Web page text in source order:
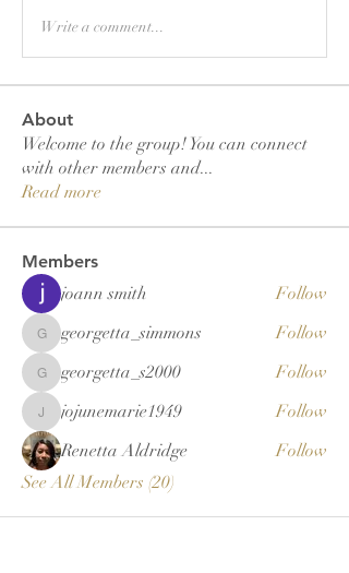
Write a comment...
About
Welcome to the group! You can connect
with other members and...
Read more
Members
joann smith Follow
georgetta_simmons
georgetta_simmons Follow
georgetta_s2000
georgetta_s2000 Follow
jojunemarie1949
jojunemarie1949
Follow
Renetta Aldridge
Follow
See All Members (20)